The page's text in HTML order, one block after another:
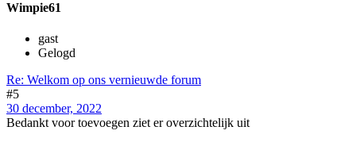
Wimpie61
gast
Gelogd
Re: Welkom op ons vernieuwde forum
#5
30 december, 2022
Bedankt voor toevoegen ziet er overzichtelijk uit